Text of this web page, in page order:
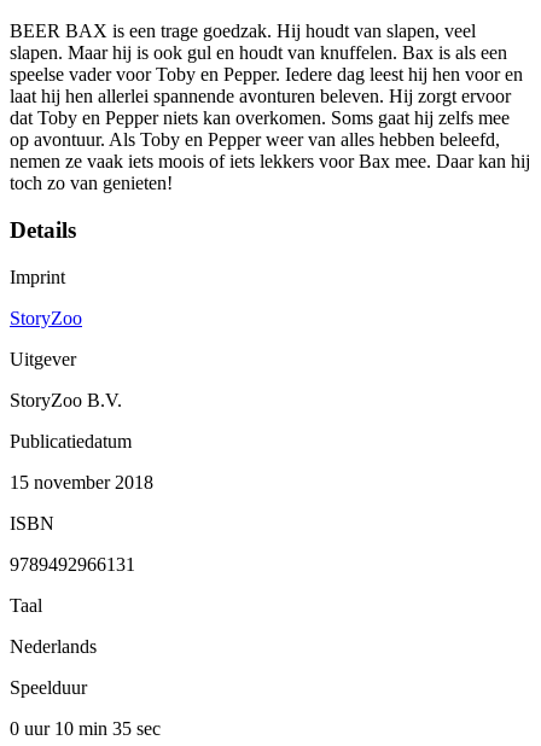
BEER BAX is een trage goedzak. Hij houdt van slapen, veel
slapen. Maar hij is ook gul en houdt van knuffelen. Bax is als een
speelse vader voor Toby en Pepper. Iedere dag leest hij hen voor en
laat hij hen allerlei spannende avonturen beleven. Hij zorgt ervoor
dat Toby en Pepper niets kan overkomen. Soms gaat hij zelfs mee
op avontuur. Als Toby en Pepper weer van alles hebben beleefd,
nemen ze vaak iets moois of iets lekkers voor Bax mee. Daar kan hij
toch zo van genieten!
Details
Imprint
StoryZoo
Uitgever
StoryZoo B.V.
Publicatiedatum
15 november 2018
ISBN
9789492966131
Taal
Nederlands
Speelduur
0 uur 10 min 35 sec